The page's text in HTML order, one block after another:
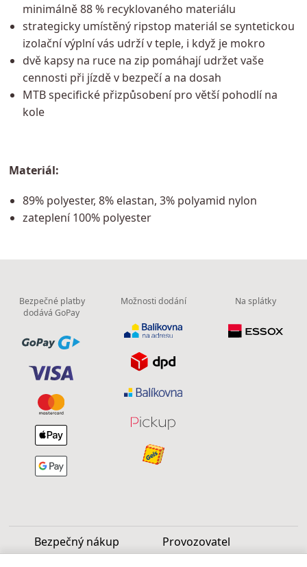
minimálně 88 % recyklovaného materiálu
strategicky umístěný ripstop materiál se syntetickou
izolační výplní vás udrží v teple, i když je mokro
dvě kapsy na ruce na zip pomáhají udržet vaše
cennosti při jízdě v bezpečí a na dosah
MTB specifické přizpůsobení pro větší pohodlí na
kole
Materiál:
89% polyester, 8% elastan, 3% polyamid nylon
zateplení 100% polyester
Bezpečné platby
dodává GoPay
Možnosti dodání Na splátky
Bezpečný nákup Provozovatel